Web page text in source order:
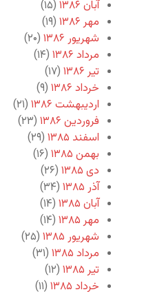
آبان ۱۳۸۶
(۱۵)
مهر ۱۳۸۶
(۱۹)
شهریور ۱۳۸۶
(۲۰)
مرداد ۱۳۸۶
(۱۴)
تیر ۱۳۸۶
(۱۷)
خرداد ۱۳۸۶
(۹)
اردیبهشت ۱۳۸۶
(۲۱)
فروردین ۱۳۸۶
(۲۳)
اسفند ۱۳۸۵
(۲۹)
بهمن ۱۳۸۵
(۱۶)
دی ۱۳۸۵
(۲۶)
آذر ۱۳۸۵
(۳۴)
آبان ۱۳۸۵
(۱۴)
مهر ۱۳۸۵
(۱۴)
شهریور ۱۳۸۵
(۲۵)
مرداد ۱۳۸۵
(۳۱)
تیر ۱۳۸۵
(۱۲)
خرداد ۱۳۸۵
(۱۱)